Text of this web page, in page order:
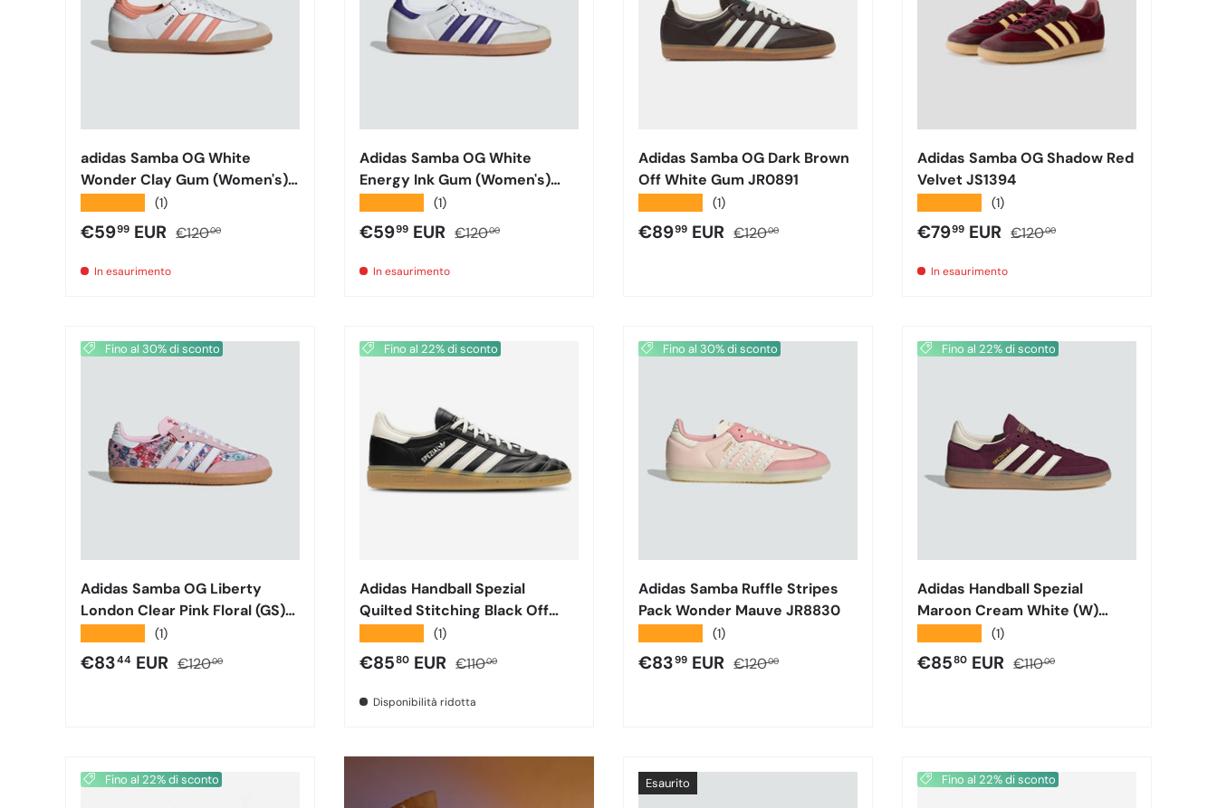
adidas Samba OG White
Wonder Clay Gum (Women's)
(1)
Prezzo di vendita
€5999 EUR Prezzo normale
€12000
In esaurimento
Adidas Samba OG White
Energy Ink Gum (Women's)
(1)
Prezzo di vendita
€5999 EUR Prezzo normale
€12000
In esaurimento
Adidas Samba OG Dark Brown
Off White Gum JR0891
(1)
Prezzo di vendita
€8999 EUR Prezzo normale
€12000
Adidas Samba OG Shadow Red
Velvet JS1394
(1)
Prezzo di vendita
€7999 EUR Prezzo normale
€12000
In esaurimento
Fino al 30% di sconto
Adidas Samba OG Liberty
London Clear Pink Floral (GS)
(1)
Prezzo di vendita
€8344 EUR Prezzo normale
€12000
Fino al 22% di sconto
Adidas Handball Spezial
Quilted Stitching Black Off
White JR3723
(1)
Prezzo di vendita
€8580 EUR Prezzo normale
€11000
Disponibilità ridotta
Fino al 30% di sconto
Adidas Samba Ruffle Stripes
Pack Wonder Mauve JR8830
(1)
Prezzo di vendita
€8399 EUR Prezzo normale
€12000
Fino al 22% di sconto
Adidas Handball Spezial
Maroon Cream White (W)
(1)
Prezzo di vendita
€8580 EUR Prezzo normale
€11000
Fino al 22% di sconto Esaurito Fino al 22% di sconto